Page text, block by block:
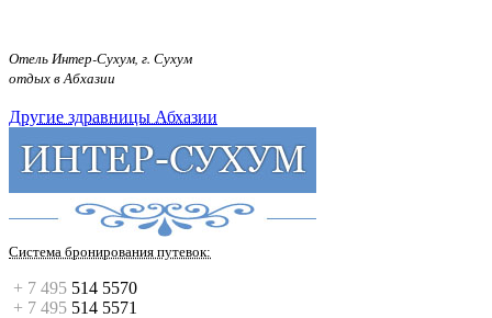
Отель Интер-Сухум, г. Сухум
отдых в Абхазии
Другие здравницы Абхазии
Система бронирования путевок:
+ 7 495 514 5570
+ 7 495 514 5571